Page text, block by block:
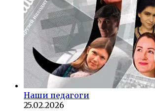
Наши педагоги
25.02.2026